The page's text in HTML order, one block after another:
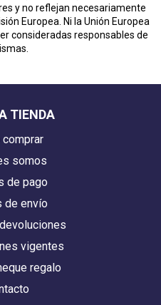
y no reflejan necesariamente
Europea. Ni la Unión Europea
consideradas responsables de
TIENDA
comprar
somos
de pago
de envío
vigentes
regalo